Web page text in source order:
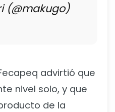
(@makugo)
advirtió que
nivel solo, y que
de la